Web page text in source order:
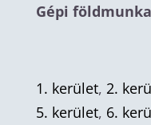
Gépi
1. kerület, 2.
5. kerület, 6.